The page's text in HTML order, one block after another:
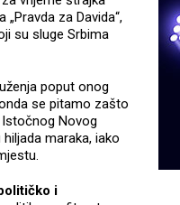
za Davida“,
su sluge Srbima
poput onog
se pitamo zašto
Novog
maraka, iako
i